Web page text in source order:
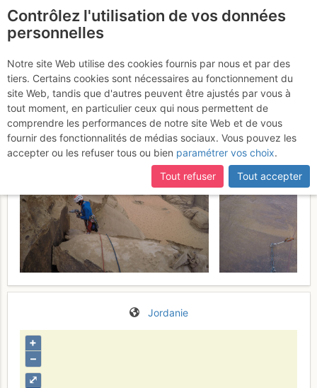
Djebel Rum - Sommet E
: Inferno
18 - 24 mars 2017
Jordanie
⤢
+
–
Contrôlez l'utilisation de vos données
personnelles
Notre site Web utilise des cookies fournis par nous et par des
tiers. Certains cookies sont nécessaires au fonctionnement du
site Web, tandis que d'autres peuvent être ajustés par vous à
tout moment, en particulier ceux qui nous permettent de
comprendre les performances de notre site Web et de vous
fournir des fonctionnalités de médias sociaux. Vous pouvez les
accepter ou les refuser tous ou bien paramétrer vos choix.
Tout refuser
Tout accepter